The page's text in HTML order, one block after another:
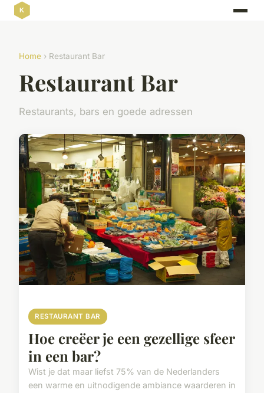
Home › Restaurant Bar
Restaurant Bar
Restaurants, bars en goede adressen
RESTAURANT BAR
Hoe creëer je een gezellige sfeer
in een bar?
Wist je dat maar liefst 75% van de Nederlanders
een warme en uitnodigende ambiance waarderen in